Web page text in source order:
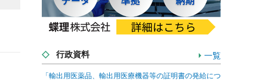
行政資料 一覧
「輸出用医薬品、輸出用医療機器等の証明書の発給につ